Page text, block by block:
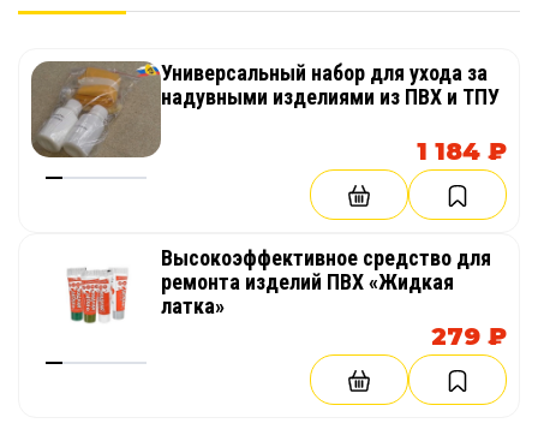
Универсальный набор для ухода за
надувными изделиями из ПВХ и ТПУ
1 184 ₽
Высокоэффективное средство для
ремонта изделий ПВХ «Жидкая
латка»
279 ₽